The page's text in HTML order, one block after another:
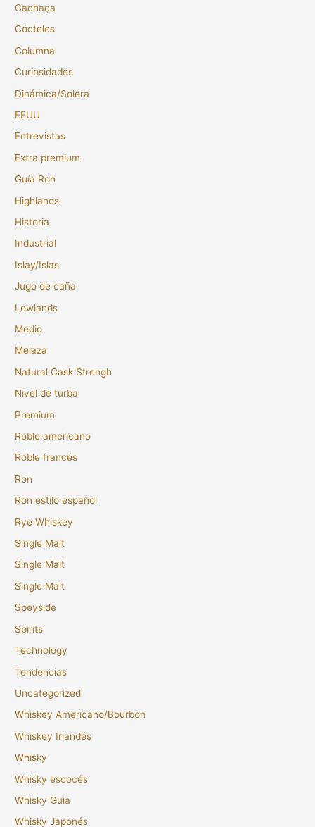
Cachaça
Cócteles
Columna
Curiosidades
Dinámica/Solera
EEUU
Entrevistas
Extra premium
Guía Ron
Highlands
Historia
Industrial
Islay/Islas
Jugo de caña
Lowlands
Medio
Melaza
Natural Cask Strengh
Nivel de turba
Premium
Roble americano
Roble francés
Ron
Ron estilo español
Rye Whiskey
Single Malt
Single Malt
Single Malt
Speyside
Spirits
Technology
Tendencias
Uncategorized
Whiskey Americano/Bourbon
Whiskey Irlandés
Whisky
Whisky escocés
Whisky Guia
Whisky Japonés